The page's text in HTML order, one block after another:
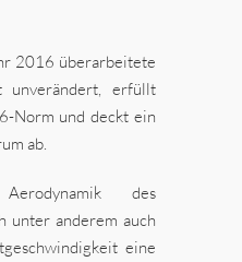
2016 überarbeitete
unverändert, erfüllt
Norm und deckt ein
ab.
des
unter anderem auch
eine